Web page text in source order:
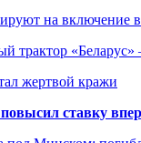
на включение
трактор
жертвой кражи
ставку